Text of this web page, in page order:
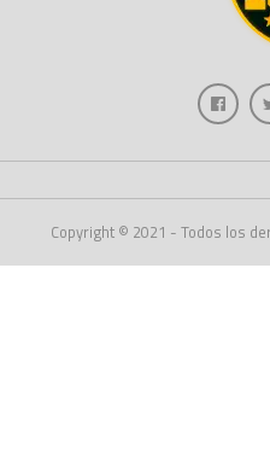
Copyright © 2021 - Todos los